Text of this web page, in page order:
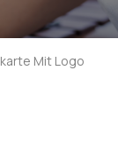
Mit Logo